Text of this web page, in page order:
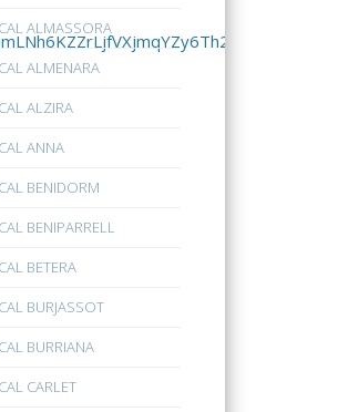
ALMASSORA
ALMENARA
ALZIRA
ANNA
BENIDORM
BENIPARRELL
BETERA
BURJASSOT
BURRIANA
CARLET